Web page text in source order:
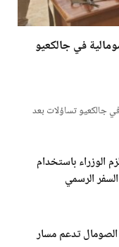
في جالكعيو
جالكعيو تساؤلات بعد
الوزراء باستخدام
الرسمي
تدعم مسار